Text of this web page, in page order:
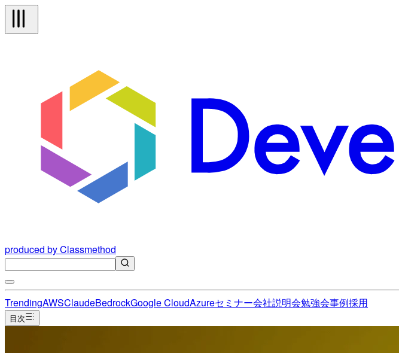
produced by Classmethod
TrendingAWSClaudeBedrockGoogle CloudAzureセミナー会社説明会勉強会事例採用
目次